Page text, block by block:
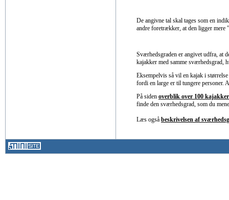
De angivne tal skal tages som en
andre foretrækker, at den ligger mere
Sværhedsgraden er angivet udfra, at
kajakker med samme sværhedsgrad,
Eksempelvis så vil en kajak i
fordi en large er til tungere personer.
På siden overblik over 100
finde den sværhedsgrad, som du
Læs også beskrivelsen af